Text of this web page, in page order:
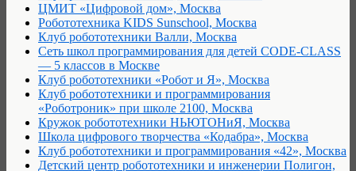
ЦМИТ «Цифровой дом», Москва
Робототехника KIDS Sunschool, Москва
Клуб робототехники Валли, Москва
Сеть школ программирования для детей CODE-CLASS
— 5 классов в Москве
Клуб робототехники «Робот и Я», Москва
Клуб робототехники и программирования
«Роботроник» при школе 2100, Москва
Кружок робототехники НЬЮТОНиЯ, Москва
Школа цифрового творчества «Кодабра», Москва
Клуб робототехники и программирования «42», Москва
Детский центр робототехники и инженерии Полигон,